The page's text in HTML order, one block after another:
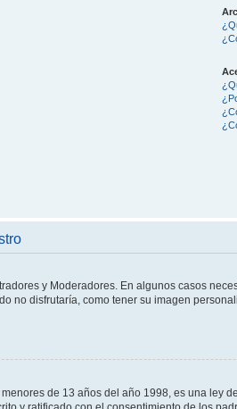
y Moderadores. En algunos casos
no disfrutaría, como tener su imagen
de 13 años del año 1998, es una